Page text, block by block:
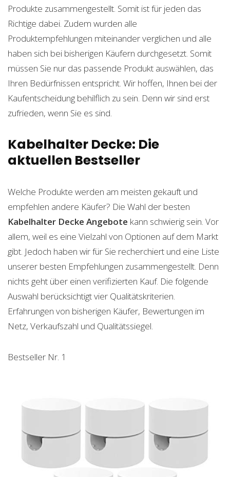
Produkte zusammengestellt. Somit ist für jeden das
Richtige dabei. Zudem wurden alle
Produktempfehlungen miteinander verglichen und alle
haben sich bei bisherigen Käufern durchgesetzt. Somit
müssen Sie nur das passende Produkt auswählen, das
Ihren Bedürfnissen entspricht. Wir hoffen, Ihnen bei der
Kaufentscheidung behilflich zu sein. Denn wir sind erst
zufrieden, wenn Sie es sind.
Kabelhalter Decke: Die
aktuellen Bestseller
Welche Produkte werden am meisten gekauft und
empfehlen andere Käufer? Die Wahl der besten
Kabelhalter Decke Angebote kann schwierig sein. Vor
allem, weil es eine Vielzahl von Optionen auf dem Markt
gibt. Jedoch haben wir für Sie recherchiert und eine Liste
unserer besten Empfehlungen zusammengestellt. Denn
nichts geht über einen verifizierten Kauf. Die folgende
Auswahl berücksichtigt vier Qualitätskriterien.
Erfahrungen von bisherigen Käufer, Bewertungen im
Netz, Verkaufszahl und Qualitätssiegel.
Bestseller Nr. 1